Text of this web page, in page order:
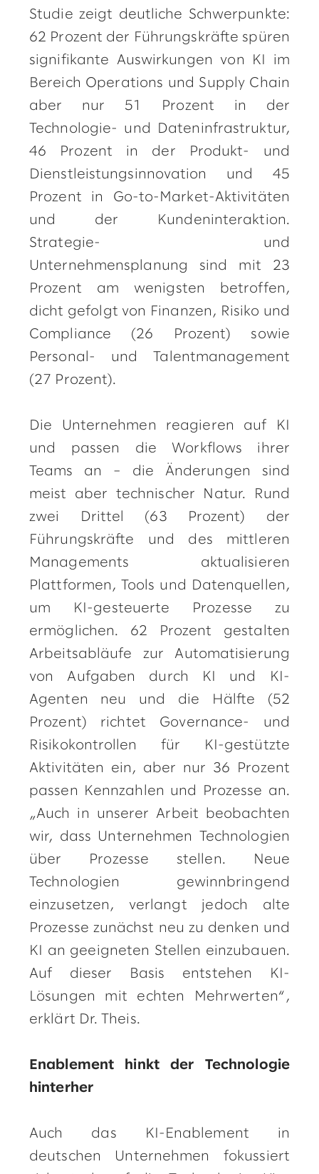
Studie zeigt deutliche Schwerpunkte:
62 Prozent der Führungskräfte spüren
signifikante Auswirkungen von KI im
Bereich Operations und Supply Chain
aber nur 51 Prozent in der
Technologie- und Dateninfrastruktur,
46 Prozent in der Produkt- und
Dienstleistungsinnovation und 45
Prozent in Go-to-Market-Aktivitäten
und der Kundeninteraktion.
Strategie- und
Unternehmensplanung sind mit 23
Prozent am wenigsten betroffen,
dicht gefolgt von Finanzen, Risiko und
Compliance (26 Prozent) sowie
Personal- und Talentmanagement
(27 Prozent).
Die Unternehmen reagieren auf KI
und passen die Workflows ihrer
Teams an – die Änderungen sind
meist aber technischer Natur. Rund
zwei Drittel (63 Prozent) der
Führungskräfte und des mittleren
Managements aktualisieren
Plattformen, Tools und Datenquellen,
um KI-gesteuerte Prozesse zu
ermöglichen. 62 Prozent gestalten
Arbeitsabläufe zur Automatisierung
von Aufgaben durch KI und KI-
Agenten neu und die Hälfte (52
Prozent) richtet Governance- und
Risikokontrollen für KI-gestützte
Aktivitäten ein, aber nur 36 Prozent
passen Kennzahlen und Prozesse an.
„Auch in unserer Arbeit beobachten
wir, dass Unternehmen Technologien
über Prozesse stellen. Neue
Technologien gewinnbringend
einzusetzen, verlangt jedoch alte
Prozesse zunächst neu zu denken und
KI an geeigneten Stellen einzubauen.
Auf dieser Basis entstehen KI-
Lösungen mit echten Mehrwerten“,
erklärt Dr. Theis.
Enablement hinkt der Technologie
hinterher
Auch das KI-Enablement in
deutschen Unternehmen fokussiert